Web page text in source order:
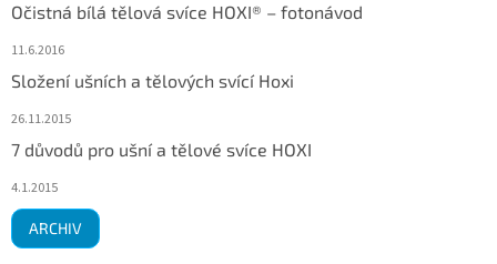
Očistná bílá tělová svíce HOXI® – fotonávod
11.6.2016
Složení ušních a tělových svící Hoxi
26.11.2015
7 důvodů pro ušní a tělové svíce HOXI
4.1.2015
ARCHIV